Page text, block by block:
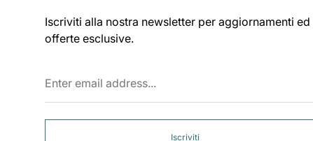
Iscriviti alla nostra newsletter per aggiornamenti ed
offerte esclusive.
email
Iscriviti